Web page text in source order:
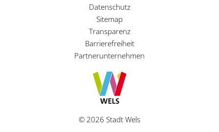
Datenschutz
Sitemap
Transparenz
Barrierefreiheit
Partnerunternehmen
© 2026 Stadt Wels